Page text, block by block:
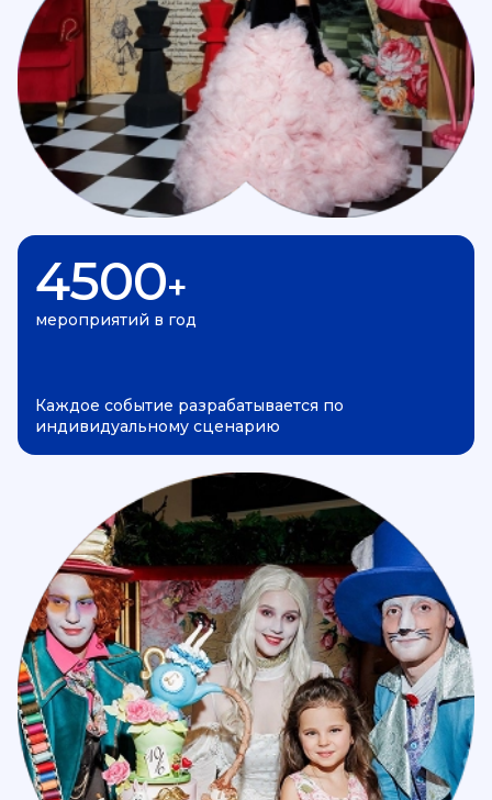
4500+
мероприятий в год
Каждое событие разрабатывается по
индивидуальному сценарию